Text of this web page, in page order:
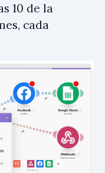
10 de la
cada